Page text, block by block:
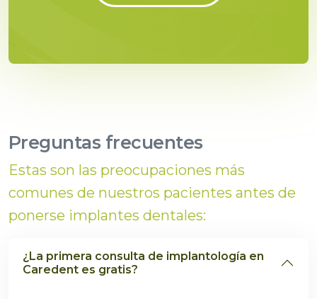
Preguntas frecuentes
Estas son las preocupaciones más
comunes de nuestros pacientes antes de
ponerse implantes dentales:
¿La primera consulta de implantología en
Caredent es gratis?